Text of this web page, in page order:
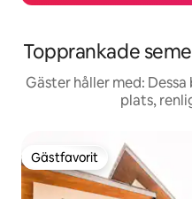
Topprankade
Gäster håller med:
plats,
Gästfavorit
Gästfavorit